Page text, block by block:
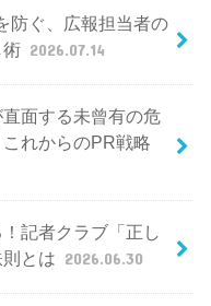
防ぐ、広報担当者の
術 2026.07.14
面する未曾有の危
れからのPR戦略
記者クラブ「正し
とは 2026.06.30